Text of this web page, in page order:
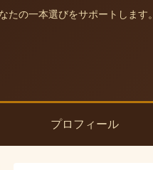
の一本選びをサポートします。
プロフィール